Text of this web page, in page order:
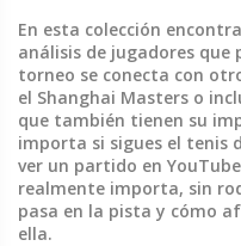
En esta colección
análisis de jugadores que
torneo se conecta con
el Shanghai Masters o
que también tienen su
importa si sigues el tenis
ver un partido en
realmente importa, sin
pasa en la pista y cómo
ella.